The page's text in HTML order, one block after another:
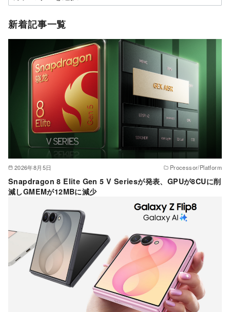
テ
ゴ
新着記事一覧
2026年8月5日 Processor/Platform
Snapdragon 8 Elite Gen 5 V Seriesが発表、GPUが8CUに削
減しGMEMが12MBに減少